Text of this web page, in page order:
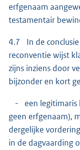
erfgenaam
testamentair
4.7 In de
reconventie wijst
zijns inziens door
bijzonder en kort
- een legitimaris
geen erfgenaam),
dergelijke
in de dagvaarding